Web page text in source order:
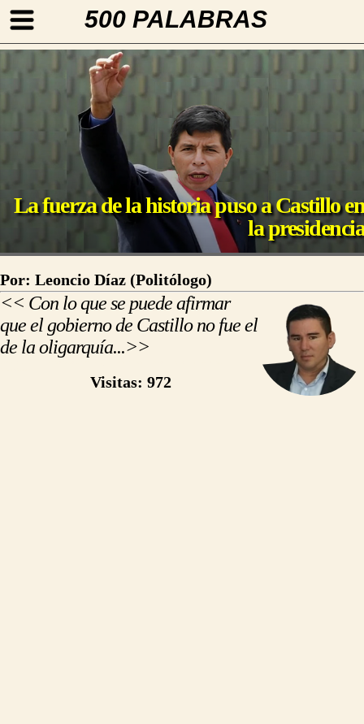
500 PALABRAS
La fuerza de la historia puso a Castillo
la
Por: Leoncio Díaz (Politólogo)
<< Con lo que se puede afirmar
que el gobierno de Castillo no fue el
de la oligarquía...>>
Visitas: 972